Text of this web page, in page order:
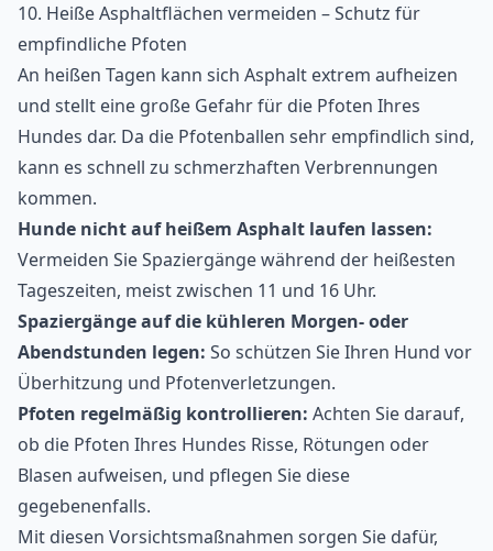
10. Heiße Asphaltflächen vermeiden – Schutz für
empfindliche Pfoten
An heißen Tagen kann sich Asphalt extrem aufheizen
und stellt eine große Gefahr für die Pfoten Ihres
Hundes dar. Da die Pfotenballen sehr empfindlich sind,
kann es schnell zu schmerzhaften Verbrennungen
kommen.
Hunde nicht auf heißem Asphalt laufen lassen:
Vermeiden Sie Spaziergänge während der heißesten
Tageszeiten, meist zwischen 11 und 16 Uhr.
Spaziergänge auf die kühleren Morgen- oder
Abendstunden legen: So schützen Sie Ihren Hund vor
Überhitzung und Pfotenverletzungen.
Pfoten regelmäßig kontrollieren: Achten Sie darauf,
ob die Pfoten Ihres Hundes Risse, Rötungen oder
Blasen aufweisen, und pflegen Sie diese
gegebenenfalls.
Mit diesen Vorsichtsmaßnahmen sorgen Sie dafür,